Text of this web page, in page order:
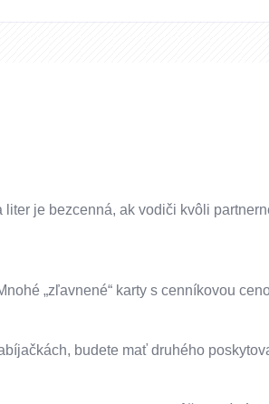
je bezcenná, ak vodiči kvôli
„zľavnené“ karty s cenníkovou
budete mať druhého